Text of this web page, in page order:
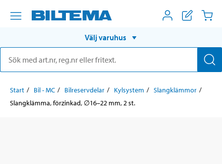
Välj varuhus
Start Bil - MC Bilreservdelar Kylsystem
Slangklämmor
Slangklämma, förzinkad, ∅16–22 mm, 2 st.